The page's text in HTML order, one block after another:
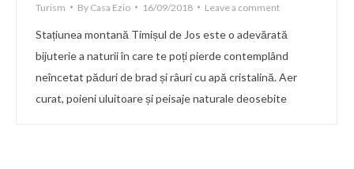
Turism By Casa Ezio 16/09/2018 Leave a comment
Stațiunea montană Timișul de Jos este o adevărată
bijuterie a naturii în care te poți pierde contemplând
neîncetat păduri de brad și râuri cu apă cristalină. Aer
curat, poieni uluitoare și peisaje naturale deosebite